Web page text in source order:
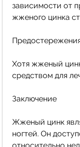
зависимости от
жженого цинка
Хотя жженый
средством для
Заключение
Жженый цинк
ногтей. Он